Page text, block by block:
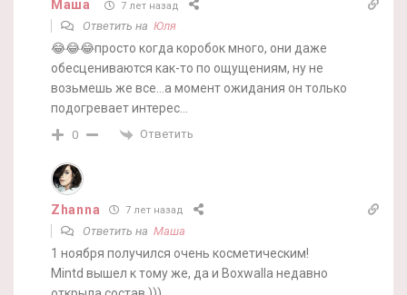
Маша 7 лет назад
Ответить на Юля
😂😂😂просто когда коробок много, они даже
обесцениваются как-то по ощущениям, ну не
возьмешь же все…а момент ожидания он только
подогревает интерес…
0 Ответить
Zhanna 7 лет назад
Ответить на Маша
1 ноября получился очень косметическим!
Mintd вышел к тому же, да и Boxwalla недавно